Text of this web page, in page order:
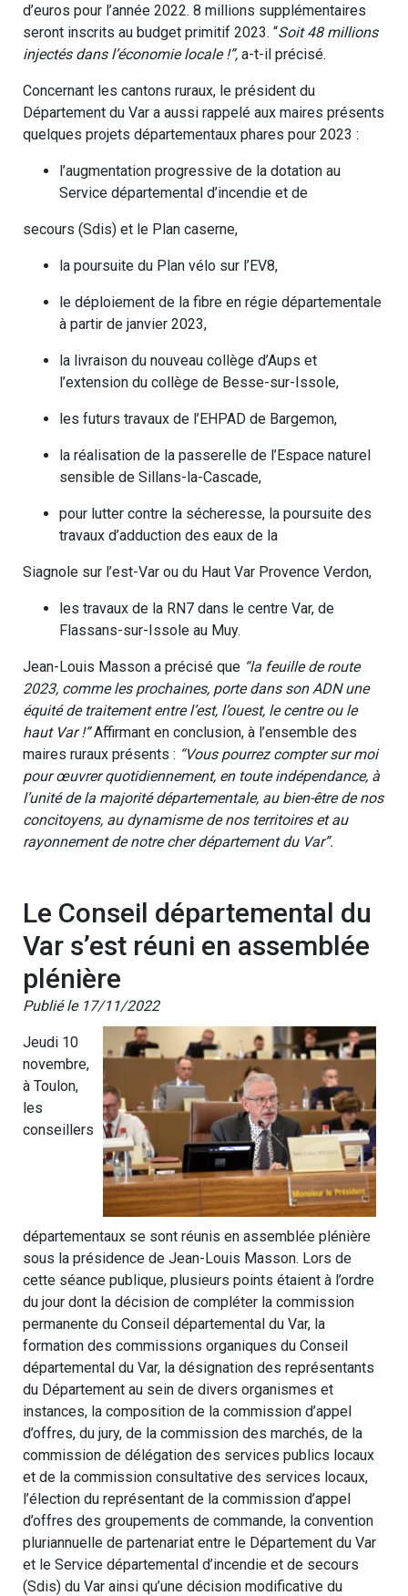
d’euros pour l’année 2022. 8 millions supplémentaires
seront inscrits au budget primitif 2023. “Soit 48 millions
injectés dans l’économie locale !”, a-t-il précisé.
Concernant les cantons ruraux, le président du
Département du Var a aussi rappelé aux maires présents
quelques projets départementaux phares pour 2023 :
l’augmentation progressive de la dotation au
Service départemental d’incendie et de
secours (Sdis) et le Plan caserne,
la poursuite du Plan vélo sur l’EV8,
le déploiement de la fibre en régie départementale
à partir de janvier 2023,
la livraison du nouveau collège d’Aups et
l’extension du collège de Besse-sur-Issole,
les futurs travaux de l’EHPAD de Bargemon,
la réalisation de la passerelle de l’Espace naturel
sensible de Sillans-la-Cascade,
pour lutter contre la sécheresse, la poursuite des
travaux d’adduction des eaux de la
Siagnole sur l’est-Var ou du Haut Var Provence Verdon,
les travaux de la RN7 dans le centre Var, de
Flassans-sur-Issole au Muy.
Jean-Louis Masson a précisé que “la feuille de route
2023, comme les prochaines, porte dans son ADN une
équité de traitement entre l’est, l’ouest, le centre ou le
haut Var !”Affirmant en conclusion, à l’ensemble des
maires ruraux présents : “Vous pourrez compter sur moi
pour œuvrer quotidiennement, en toute indépendance, à
l’unité de la majorité départementale, au bien-être de nos
concitoyens, au dynamisme de nos territoires et au
rayonnement de notre cher département du Var”.
Le Conseil départemental du
Var s’est réuni en assemblée
plénière
Publié le 17/11/2022
Jeudi 10
novembre,
à Toulon,
les
conseillers
départementaux se sont réunis en assemblée plénière
sous la présidence de Jean-Louis Masson. Lors de
cette séance publique, plusieurs points étaient à l’ordre
du jour dont la décision de compléter la commission
permanente du Conseil départemental du Var, la
formation des commissions organiques du Conseil
départemental du Var, la désignation des représentants
du Département au sein de divers organismes et
instances, la composition de la commission d’appel
d’offres, du jury, de la commission des marchés, de la
commission de délégation des services publics locaux
et de la commission consultative des services locaux,
l’élection du représentant de la commission d’appel
d’offres des groupements de commande, la convention
pluriannuelle de partenariat entre le Département du Var
et le Service départemental d’incendie et de secours
(Sdis) du Var ainsi qu’une décision modificative du